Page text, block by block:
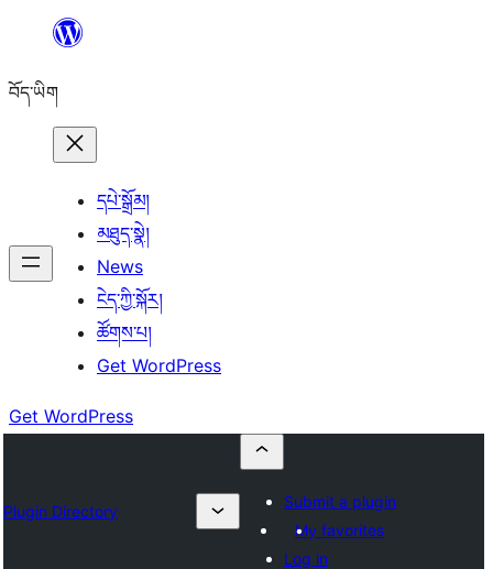
content
བོད་ཡིག
དཔེ་སྒྲོམ།
མཐུད་སྣེ།
News
ངེད་ཀྱི་སྐོར།
ཚོགས་པ།
Get WordPress
Get WordPress
Plugin Directory
Submit a plugin
My favorites
Log in